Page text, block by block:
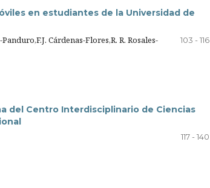
en estudiantes de la Universidad de
Cárdenas-Flores,R. R. Rosales-
103 - 116
del Centro Interdisciplinario de Ciencias
117 - 140